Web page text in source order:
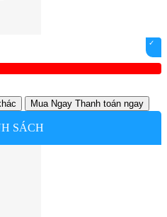
Mua Ngay Thanh toán ngay
SÁCH